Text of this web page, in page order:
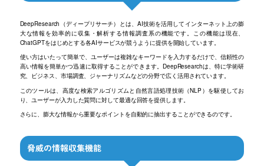
DeepResearch（ディープリサーチ）とは、AI技術を活用してインターネット上の膨
大な情報を効率的に収集・解析する情報調査系の機能です。この機能は現在、
ChatGPTをはじめとする各AIサービスが競うように提供を開始しています。
使い方はいたって簡単で、ユーザーは複雑なキーワードを入力するだけで、信頼性の
高い情報を簡単かつ迅速に取得することができます。DeepResearchは、特に学術研
究、ビジネス、市場調査、ジャーナリズムなどの分野で広く活用されています。
このツールは、高度な検索アルゴリズムと自然言語処理技術（NLP）を駆使してお
り、ユーザーが入力した質問に対して最適な回答を提供します。
さらに、膨大な情報から重要なポイントを自動的に抽出することができるのです。
脅威の情報収集機能